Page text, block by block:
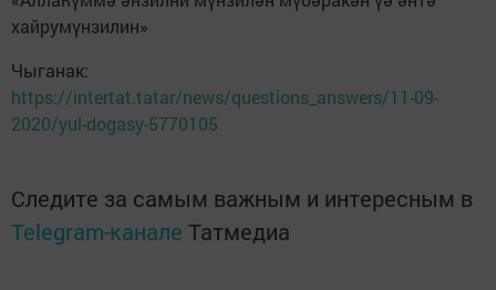
хайрумүнзилин»
Чыганак:
https://intertat.tatar/news/questions_answers/11-09-
2020/yul-dogasy-5770105
Следите за самым важным и интересным в
Telegram-канале Татмедиа